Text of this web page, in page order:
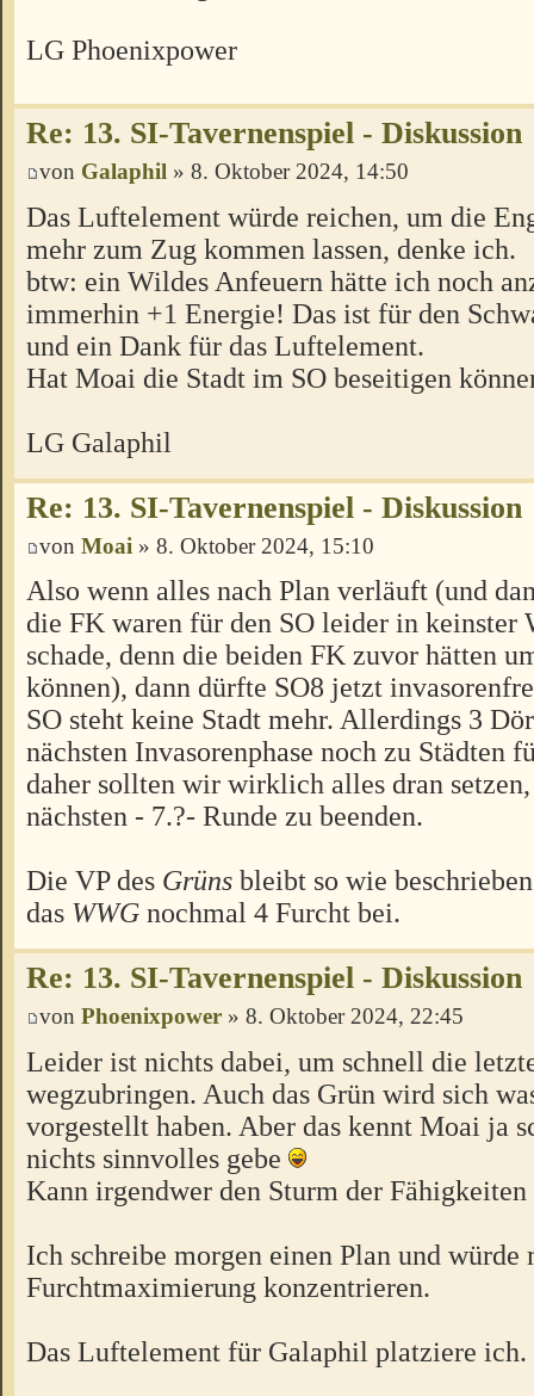
LG Phoenixpower
Re: 13. SI-Tavernenspiel - Diskussion
von Galaphil » 8. Oktober 2024, 14:50
Das Luftelement würde reichen, um die
mehr zum Zug kommen lassen, denke ich.
btw: ein Wildes Anfeuern hätte ich noch
immerhin +1 Energie! Das ist für den
und ein Dank für das Luftelement.
Hat Moai die Stadt im SO beseitigen
LG Galaphil
Re: 13. SI-Tavernenspiel - Diskussion
von Moai » 8. Oktober 2024, 15:10
Also wenn alles nach Plan verläuft (und
die FK waren für den SO leider in keinster
schade, denn die beiden FK zuvor hätten
können), dann dürfte SO8 jetzt
SO steht keine Stadt mehr. Allerdings 3
nächsten Invasorenphase noch zu Städten
daher sollten wir wirklich alles dran
nächsten - 7.?- Runde zu beenden.
Die VP des Grüns bleibt so wie
das WWG nochmal 4 Furcht bei.
Re: 13. SI-Tavernenspiel - Diskussion
von Phoenixpower » 8. Oktober 2024, 22:45
Leider ist nichts dabei, um schnell die
wegzubringen. Auch das Grün wird sich
vorgestellt haben. Aber das kennt Moai ja
nichts sinnvolles gebe
Kann irgendwer den Sturm der Fähigkeiten
Ich schreibe morgen einen Plan und würde
Furchtmaximierung konzentrieren.
Das Luftelement für Galaphil platziere ich.